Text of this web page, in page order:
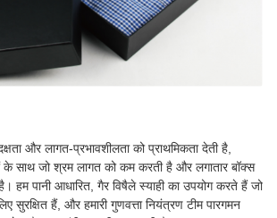
और लागत-प्रभावशीलता को प्राथमिकता देती है,
के साथ जो श्रम लागत को कम करती है और लगातार बॉक्स
हम पानी आधारित, गैर विषैले स्याही का उपयोग करते हैं जो
सुरक्षित हैं, और हमारी गुणवत्ता नियंत्रण टीम पारगमन